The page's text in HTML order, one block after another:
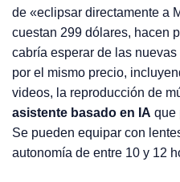
de «eclipsar directamente a
cuestan 299 dólares, hacen
cabría esperar de las
por el mismo precio,
videos, la reproducción de
asistente basado en IA que
Se pueden equipar con
autonomía de entre 10 y 12